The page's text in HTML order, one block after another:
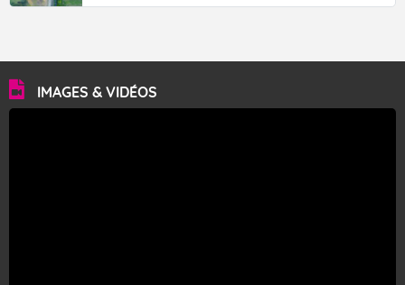
IMAGES & VIDÉOS